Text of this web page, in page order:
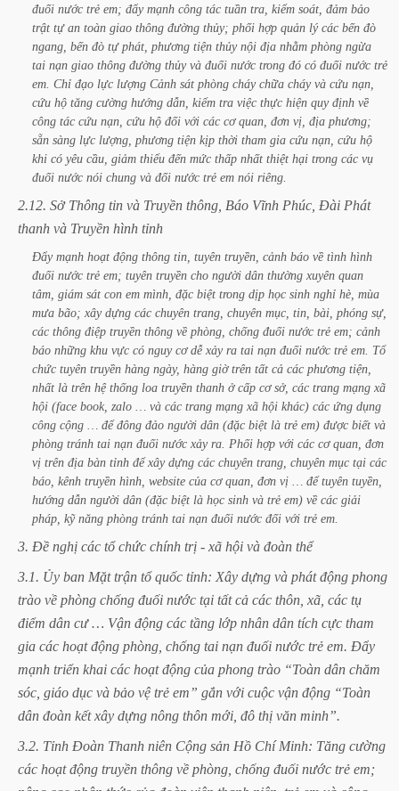
đuối nước trẻ em; đẩy mạnh công tác tuần tra, kiểm soát, đảm bảo
trật tự an toàn giao thông đường thủy; phối hợp quản lý các bến đò
ngang, bến đò tự phát, phương tiện thủy nội địa nhằm phòng ngừa
tai nạn giao thông đường thủy và đuối nước trong đó có đuối nước trẻ
em. Chỉ đạo lực lượng Cảnh sát phòng cháy chữa cháy và cứu nạn,
cứu hộ tăng cường hướng dẫn, kiểm tra việc thực hiện quy định về
công tác cứu nạn, cứu hộ đối với các cơ quan, đơn vị, địa phương;
sẵn sàng lực lượng, phương tiện kịp thời tham gia cứu nạn, cứu hộ
khi có yêu cầu, giảm thiểu đến mức thấp nhất thiệt hại trong các vụ
đuối nước nói chung và đối nước trẻ em nói riêng.
2.12. Sở Thông tin và Truyền thông, Báo Vĩnh Phúc, Đài Phát
thanh và Truyền hình tỉnh
Đẩy mạnh hoạt động thông tin, tuyên truyền, cảnh báo về tình hình
đuối nước trẻ em; tuyên truyền cho người dân thường xuyên quan
tâm, giám sát con em mình, đặc biệt trong dịp học sinh nghỉ hè, mùa
mưa bão; xây dựng các chuyên trang, chuyên mục, tin, bài, phóng sự,
các thông điệp truyền thông về phòng, chống đuối nước trẻ em; cảnh
báo những khu vực có nguy cơ dễ xảy ra tai nạn đuối nước trẻ em. Tổ
chức tuyên truyền hàng ngày, hàng giờ trên tất cả các phương tiện,
nhất là trên hệ thống loa truyền thanh ở cấp cơ sở, các trang mạng xã
hội (face book, zalo và các trang mạng xã hội khác) các ứng dụng
công cộng để đông đảo người dân (đặc biệt là trẻ em) được biết và
phòng tránh tai nạn đuối nước xảy ra. Phối hợp với các cơ quan, đơn
vị trên địa bàn tỉnh để xây dựng các chuyên trang, chuyên mục tại các
báo, kênh truyền hình, website của cơ quan, đơn vị để tuyên tuyền,
hướng dẫn người dân (đặc biệt là học sinh và trẻ em) về các giải
pháp, kỹ năng phòng tránh tai nạn đuối nước đối với trẻ em.
3. Đề nghị các tổ chức chính trị - xã hội và đoàn thể
3.1. Ủy ban Mặt trận tổ quốc tỉnh: Xây dựng và phát động phong
trào về phòng chống đuối nước tại tất cả các thôn, xã, các tụ
điểm dân cư … Vận động các tầng lớp nhân dân tích cực tham
gia các hoạt động phòng, chống tai nạn đuối nước trẻ em. Đẩy
mạnh triển khai các hoạt động của phong trào “Toàn dân chăm
sóc, giáo dục và bảo vệ trẻ em” gắn với cuộc vận động “Toàn
dân đoàn kết xây dựng nông thôn mới, đô thị văn minh”.
3.2. Tỉnh Đoàn Thanh niên Cộng sản Hồ Chí Minh: Tăng cường
các hoạt động truyền thông về phòng, chống đuối nước trẻ em;